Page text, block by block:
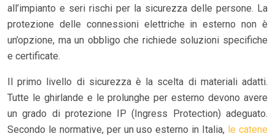
all’impianto e seri rischi per la sicurezza delle persone. La
protezione delle connessioni elettriche in esterno non è
un’opzione, ma un obbligo che richiede soluzioni specifiche
e certificate.
Il primo livello di sicurezza è la scelta di materiali adatti.
Tutte le ghirlande e le prolunghe per esterno devono avere
un grado di protezione IP (Ingress Protection) adeguato.
Secondo le normative, per un uso esterno in Italia, le catene